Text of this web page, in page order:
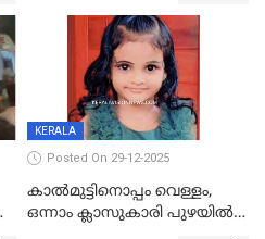
KERALA
Posted On 29-12-2025
കാൽമുട്ടിനൊപ്പം വെള്ളം,
ഒന്നാം ക്ലാസുകാരി പുഴയിൽ